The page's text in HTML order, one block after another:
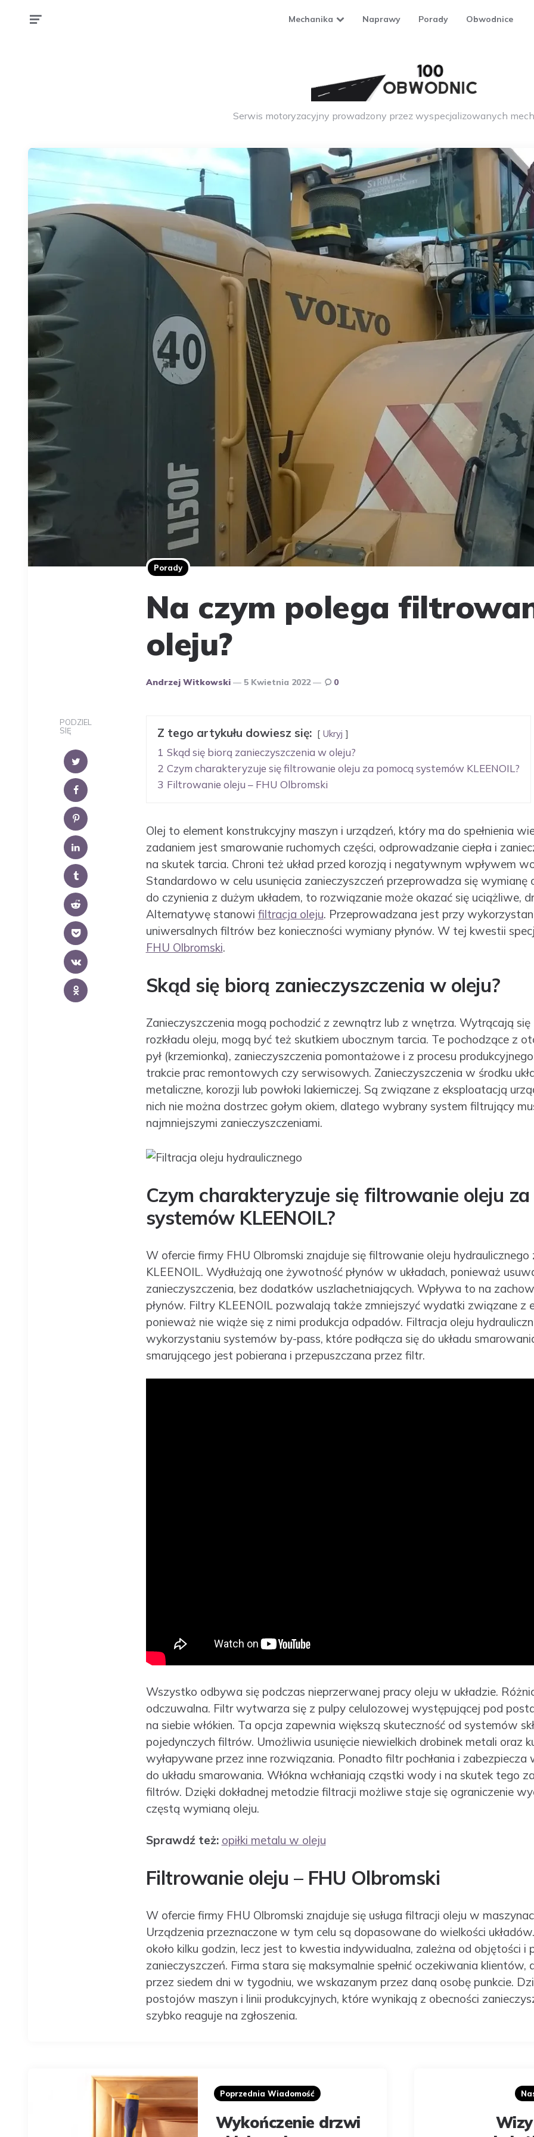
Mechanika Naprawy Porady Obwodnice
Serwis motoryzacyjny prowadzony przez wyspecjalizowanych
Porady
Na czym polega
oleju?
Opublikowany
Andrzej Witkowski 5 Kwietnia 2022 0
PODZIEL
SIĘ
Z tego artykułu dowiesz się: Ukryj
1 Skąd się biorą zanieczyszczenia w oleju?
2 Czym charakteryzuje się filtrowanie oleju za pomocą systemów KLEENOIL?
3 Filtrowanie oleju – FHU Olbromski
Olej to element konstrukcyjny maszyn i urządzeń, który ma do spełnienia
zadaniem jest smarowanie ruchomych części, odprowadzanie ciepła i
na skutek tarcia. Chroni też układ przed korozją i negatywnym wpływem
Standardowo w celu usunięcia zanieczyszczeń przeprowadza się wymianę
do czynienia z dużym układem, to rozwiązanie może okazać się uciążliwe,
Alternatywę stanowi filtracja oleju. Przeprowadzana jest przy
uniwersalnych filtrów bez konieczności wymiany płynów. W tej kwestii
FHU Olbromski.
Skąd się biorą zanieczyszczenia w oleju?
Zanieczyszczenia mogą pochodzić z zewnątrz lub z wnętrza. Wytrącają
rozkładu oleju, mogą być też skutkiem ubocznym tarcia. Te pochodzące z
pył (krzemionka), zanieczyszczenia pomontażowe i z procesu
trakcie prac remontowych czy serwisowych. Zanieczyszczenia w środku
metaliczne, korozji lub powłoki lakierniczej. Są związane z eksploatacją
nich nie można dostrzec gołym okiem, dlatego wybrany system filtrujący
najmniejszymi zanieczyszczeniami.
Czym charakteryzuje się filtrowanie oleju
systemów KLEENOIL?
W ofercie firmy FHU Olbromski znajduje się filtrowanie oleju
KLEENOIL. Wydłużają one żywotność płynów w układach, ponieważ
zanieczyszczenia, bez dodatków uszlachetniających. Wpływa to na
płynów. Filtry KLEENOIL pozwalają także zmniejszyć wydatki związane z
ponieważ nie wiąże się z nimi produkcja odpadów. Filtracja oleju
wykorzystaniu systemów by-pass, które podłącza się do układu
smarującego jest pobierana i przepuszczana przez filtr.
Wszystko odbywa się podczas nieprzerwanej pracy oleju w układzie.
odczuwalna. Filtr wytwarza się z pulpy celulozowej występującej pod
na siebie włókien. Ta opcja zapewnia większą skuteczność od systemów
pojedynczych filtrów. Umożliwia usunięcie niewielkich drobinek metali oraz
wyłapywane przez inne rozwiązania. Ponadto filtr pochłania i zabezpiecza
do układu smarowania. Włókna wchłaniają cząstki wody i na skutek tego
filtrów. Dzięki dokładnej metodzie filtracji możliwe staje się ograniczenie
częstą wymianą oleju.
Sprawdź też: opiłki metalu w oleju
Filtrowanie oleju – FHU Olbromski
W ofercie firmy FHU Olbromski znajduje się usługa filtracji oleju w
Urządzenia przeznaczone w tym celu są dopasowane do wielkości
około kilku godzin, lecz jest to kwestia indywidualna, zależna od objętości i
zanieczyszczeń. Firma stara się maksymalnie spełnić oczekiwania klientów,
przez siedem dni w tygodniu, we wskazanym przez daną osobę punkcie.
postojów maszyn i linii produkcyjnych, które wynikają z obecności
szybko reaguje na zgłoszenia.
navigation
Poprzednia Wiadomość
Wykończenie drzwi